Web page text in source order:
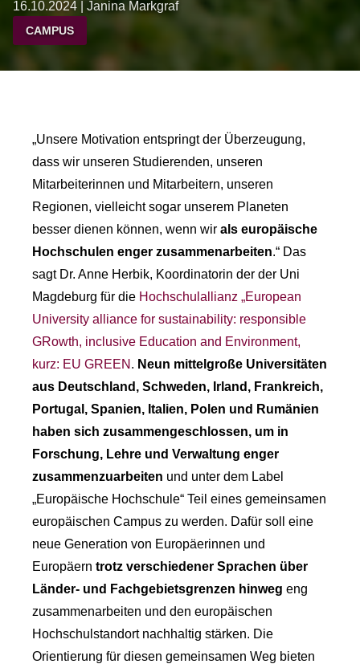
16.10.2024 | Janina Markgraf
CAMPUS
„Unsere Motivation entspringt der Überzeugung,
dass wir unseren Studierenden, unseren
Mitarbeiterinnen und Mitarbeitern, unseren
Regionen, vielleicht sogar unserem Planeten
besser dienen können, wenn wir als europäische
Hochschulen enger zusammenarbeiten.“ Das
sagt Dr. Anne Herbik, Koordinatorin der der Uni
Magdeburg für die Hochschulallianz „European
University alliance for sustainability: responsible
GRowth, inclusive Education and Environment,
kurz: EU GREEN . Neun mittelgroße Universitäten
aus Deutschland, Schweden, Irland, Frankreich,
Portugal, Spanien, Italien, Polen und Rumänien
haben sich zusammengeschlossen, um in
Forschung, Lehre und Verwaltung enger
zusammenzuarbeiten und unter dem Label
„Europäische Hochschule“ Teil eines gemeinsamen
europäischen Campus zu werden. Dafür soll eine
neue Generation von Europäerinnen und
Europäern trotz verschiedener Sprachen über
Länder- und Fachgebietsgrenzen hinweg eng
zusammenarbeiten und den europäischen
Hochschulstandort nachhaltig stärken. Die
Orientierung für diesen gemeinsamen Weg bieten